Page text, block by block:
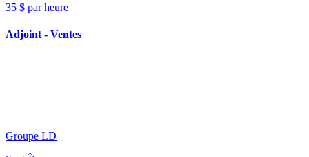
35 $ par heure
Adjoint - Ventes
Groupe LD